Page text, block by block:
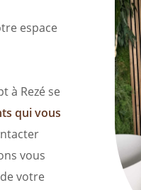
espace
à Rezé se
qui vous
vous
votre